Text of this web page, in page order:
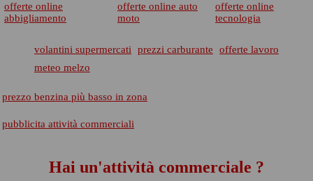
offerte online
abbigliamento
offerte online auto
moto
offerte online
tecnologia
volantini supermercati prezzi carburante
offerte lavoro
meteo melzo
prezzo benzina più basso in zona
pubblicita attività commerciali
Hai un'attività commerciale ?